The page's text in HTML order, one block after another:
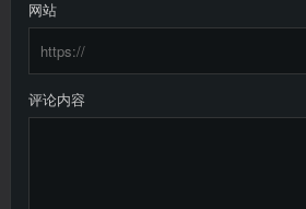
网站
评论内容